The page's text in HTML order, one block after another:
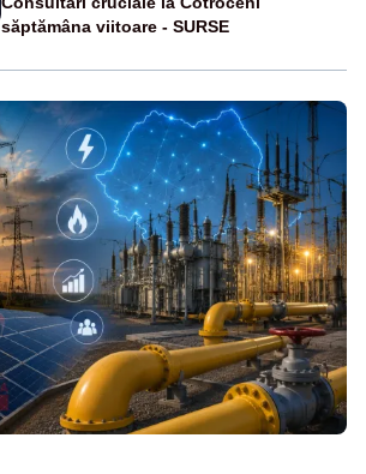
săptămâna viitoare - SURSE